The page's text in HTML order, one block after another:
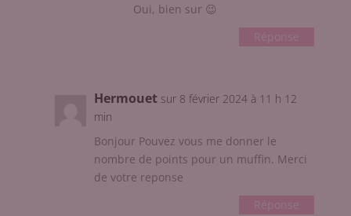
Oui, bien sur 😉
Réponse
Hermouet sur 8 février 2024 à 11 h 12
min
Bonjour Pouvez vous me donner le
nombre de points pour un muffin. Merci
de votre reponse
Réponse